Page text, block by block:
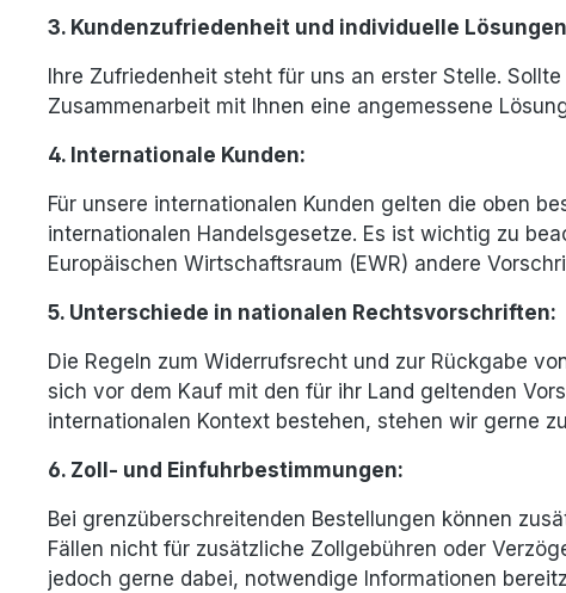
3. Kundenzufriedenheit und individuelle
Ihre Zufriedenheit steht für uns an erster Stelle.
Zusammenarbeit mit Ihnen eine angemessene
4. Internationale Kunden:
Für unsere internationalen Kunden gelten die oben
internationalen Handelsgesetze. Es ist wichtig zu
Europäischen Wirtschaftsraum (EWR) andere
5. Unterschiede in nationalen Rechtsvorschriften:
Die Regeln zum Widerrufsrecht und zur Rückgabe
sich vor dem Kauf mit den für ihr Land geltenden
internationalen Kontext bestehen, stehen wir gerne
6. Zoll- und Einfuhrbestimmungen:
Bei grenzüberschreitenden Bestellungen können
Fällen nicht für zusätzliche Zollgebühren oder
jedoch gerne dabei, notwendige Informationen